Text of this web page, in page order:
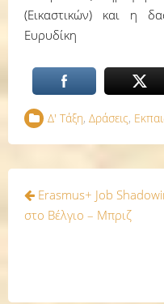
(Εικαστικών) και η
Ευρυδίκη
Δ' Τάξη, Δράσεις,
Πλοήγηση
άρθρων
Erasmus+ Job
στο Βέλγιο – Μπριζ